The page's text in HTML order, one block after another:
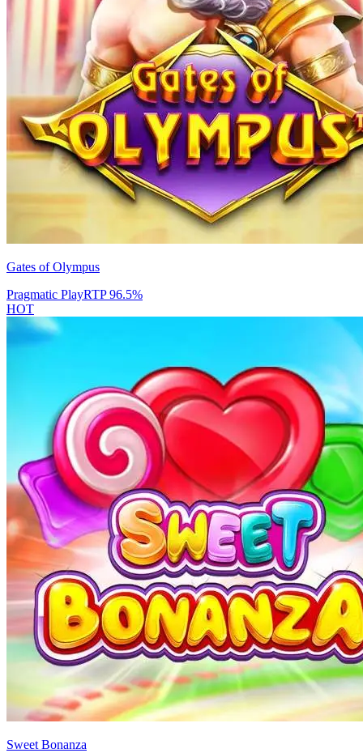
Gates of Olympus
Pragmatic PlayRTP96.5%
HOT
Sweet Bonanza